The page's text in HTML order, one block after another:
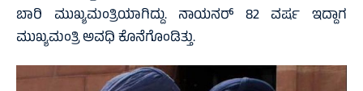
ಬಾರಿ ಮುಖ್ಯಮಂತ್ರಿಯಾಗಿದ್ದು. ನಾಯನರ್ 82 ವರ್ಷ ಇದ್ದಾಗ
ಮುಖ್ಯಮಂತ್ರಿ ಅವಧಿ ಕೊನೆಗೊಂಡಿತ್ತು.